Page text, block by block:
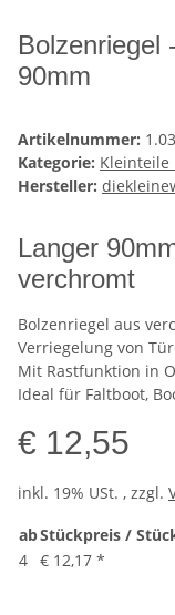
Bolzenriegel
90mm
Artikelnummer:
Kategorie: Kleinteile
Hersteller:
Langer
verchromt
Bolzenriegel aus
Verriegelung von
Mit Rastfunktion in
Ideal für Faltboot,
€ 12,55
inkl. 19% USt. , zzgl.
abStückpreis /
4 € 12,17 *